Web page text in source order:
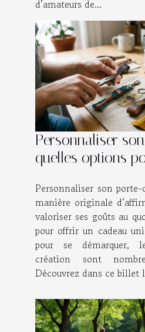
d’amateurs de...
Personnaliser
quelles options
Personnaliser son
manière originale
valoriser ses goûts au
pour offrir un cadeau
pour se démarquer,
création sont
Découvrez dans ce billet